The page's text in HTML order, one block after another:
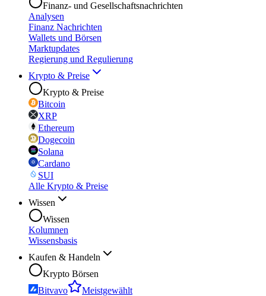
Finanz- und Gesellschaftsnachrichten
Analysen
Finanz Nachrichten
Wallets und Börsen
Marktupdates
Regierung und Regulierung
Krypto & Preise
Krypto & Preise
Bitcoin
XRP
Ethereum
Dogecoin
Solana
Cardano
SUI
Alle Krypto & Preise
Wissen
Wissen
Kolumnen
Wissensbasis
Kaufen & Handeln
Krypto Börsen
Bitvavo
Meistgewählt